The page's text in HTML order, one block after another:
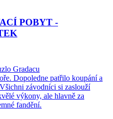
POBYT -
Gradacu
Dopoledne patřilo koupání a
závodníci si zaslouží
výkony, ale hlavně za
fandění.